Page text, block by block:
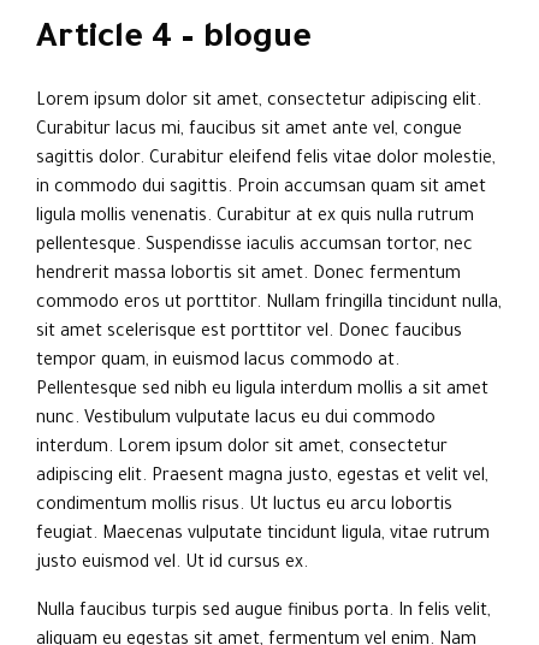
Article 4 – blogue
Lorem ipsum dolor sit amet, consectetur adipiscing elit.
Curabitur lacus mi, faucibus sit amet ante vel, congue
sagittis dolor. Curabitur eleifend felis vitae dolor molestie,
in commodo dui sagittis. Proin accumsan quam sit amet
ligula mollis venenatis. Curabitur at ex quis nulla rutrum
pellentesque. Suspendisse iaculis accumsan tortor, nec
hendrerit massa lobortis sit amet. Donec fermentum
commodo eros ut porttitor. Nullam fringilla tincidunt nulla,
sit amet scelerisque est porttitor vel. Donec faucibus
tempor quam, in euismod lacus commodo at.
Pellentesque sed nibh eu ligula interdum mollis a sit amet
nunc. Vestibulum vulputate lacus eu dui commodo
interdum. Lorem ipsum dolor sit amet, consectetur
adipiscing elit. Praesent magna justo, egestas et velit vel,
condimentum mollis risus. Ut luctus eu arcu lobortis
feugiat. Maecenas vulputate tincidunt ligula, vitae rutrum
justo euismod vel. Ut id cursus ex.
Nulla faucibus turpis sed augue finibus porta. In felis velit,